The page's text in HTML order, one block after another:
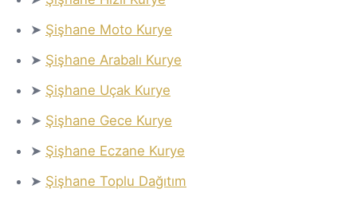
➤ Şişhane Moto Kurye
➤ Şişhane Arabalı Kurye
➤ Şişhane Uçak Kurye
➤ Şişhane Gece Kurye
➤ Şişhane Eczane Kurye
➤ Şişhane Toplu Dağıtım